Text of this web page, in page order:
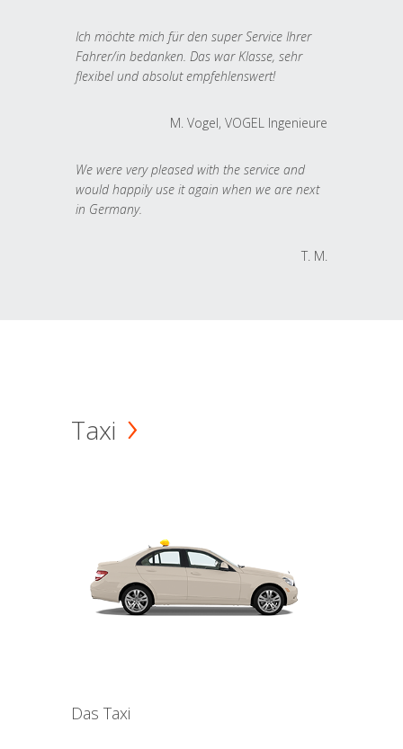
Ich möchte mich für den super Service Ihrer
Fahrer/in bedanken. Das war Klasse, sehr
flexibel und absolut empfehlenswert!
M. Vogel, VOGEL Ingenieure
We were very pleased with the service and
would happily use it again when we are next
in Germany.
T. M.
Taxi
Das Taxi